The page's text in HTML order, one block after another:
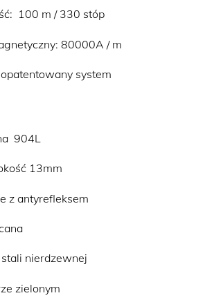
100 m / 330 stóp
80000A / m
system
904L
13mm
z antyrefleksem
nierdzewnej
zielonym